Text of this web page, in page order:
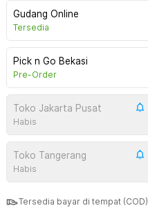
Gudang Online
Tersedia
Pick n Go Bekasi
Pre-Order
Toko Jakarta Pusat
Habis
Toko Tangerang
Habis
Tersedia bayar di tempat (COD)